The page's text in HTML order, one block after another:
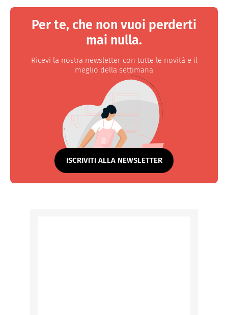
Per te, che non vuoi perderti
mai nulla.
Ricevi la nostra newsletter con tutte le novità e il
meglio della settimana
ISCRIVITI ALLA NEWSLETTER